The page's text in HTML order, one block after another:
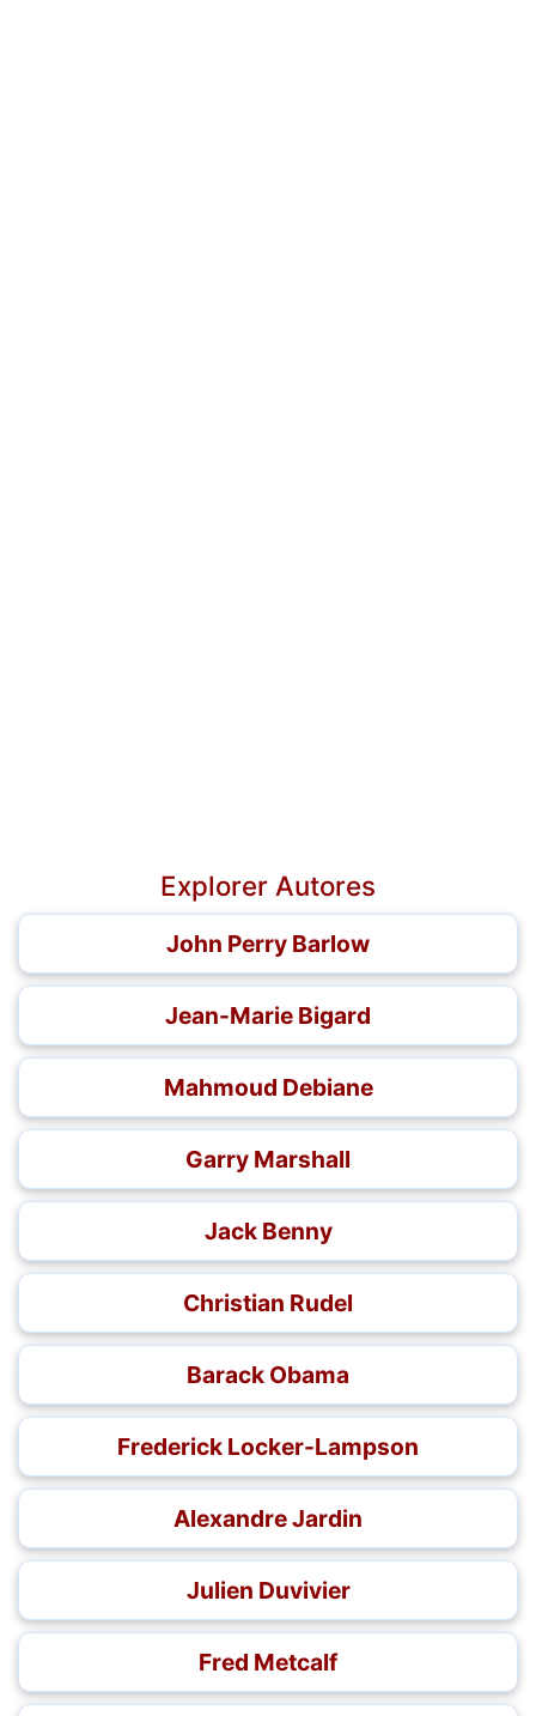
Explorer Autores
John Perry Barlow
Jean-Marie Bigard
Mahmoud Debiane
Garry Marshall
Jack Benny
Christian Rudel
Barack Obama
Frederick Locker-Lampson
Alexandre Jardin
Julien Duvivier
Fred Metcalf